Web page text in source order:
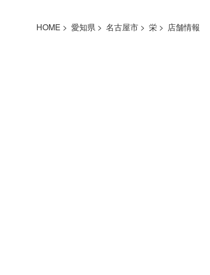
HOME 愛知県 名古屋市 栄 店舗情報